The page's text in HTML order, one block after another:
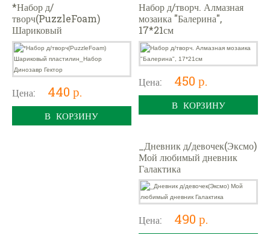
*Набор д/
творч(PuzzleFoam)
Шариковый
пластилин_Набор Динозавр
Гектор
Цена: 440 р.
В КОРЗИНУ
Набор д/творч. Алмазная
мозаика "Балерина",
17*21см
Цена: 450 р.
В КОРЗИНУ
_Дневник д/девочек(Эксмо)
Мой любимый дневник
Галактика
Цена: 490 р.